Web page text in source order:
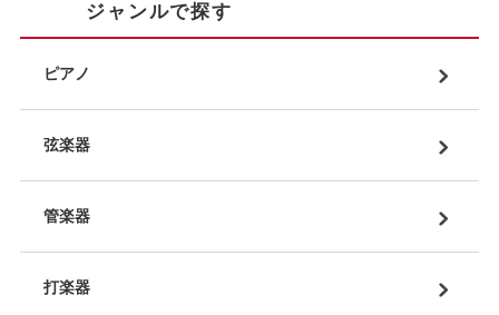
ジャンルで探す
ピアノ
弦楽器
管楽器
打楽器